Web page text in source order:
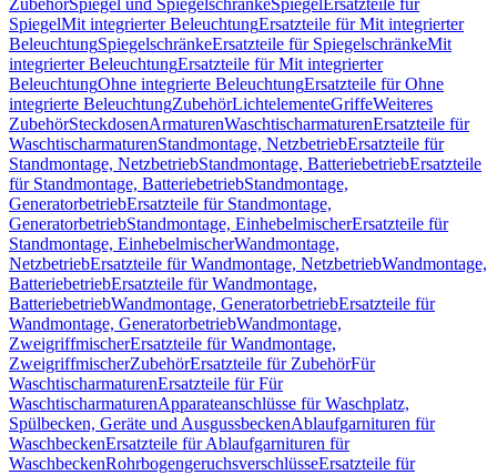
ZubehörSpiegel und SpiegelschränkeSpiegel Ersatzteile für
SpiegelMit integrierter BeleuchtungErsatzteile für Mit integrierter
BeleuchtungSpiegelschränkeErsatzteile für SpiegelschränkeMit
integrierter BeleuchtungErsatzteile für Mit integrierter
BeleuchtungOhne integrierte BeleuchtungErsatzteile für Ohne
integrierte BeleuchtungZubehörLichtelementeGriffeWeiteres
ZubehörSteckdosenArmaturenWaschtischarmaturenErsatzteile für
WaschtischarmaturenStandmontage, NetzbetriebErsatzteile für
Standmontage, NetzbetriebStandmontage, BatteriebetriebErsatzteile
für Standmontage, BatteriebetriebStandmontage,
GeneratorbetriebErsatzteile für Standmontage,
GeneratorbetriebStandmontage, EinhebelmischerErsatzteile für
Standmontage, EinhebelmischerWandmontage,
NetzbetriebErsatzteile für Wandmontage, NetzbetriebWandmontage,
BatteriebetriebErsatzteile für Wandmontage,
BatteriebetriebWandmontage, GeneratorbetriebErsatzteile für
Wandmontage, GeneratorbetriebWandmontage,
ZweigriffmischerErsatzteile für Wandmontage,
ZweigriffmischerZubehörErsatzteile für ZubehörFür
WaschtischarmaturenErsatzteile für Für
WaschtischarmaturenApparateanschlüsse für Waschplatz,
Spülbecken, Geräte und AusgussbeckenAblaufgarnituren für
WaschbeckenErsatzteile für Ablaufgarnituren für
WaschbeckenRohrbogengeruchsverschlüsseErsatzteile für